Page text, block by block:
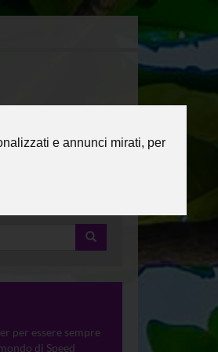
e annunci mirati, per
per essere sempre
di Speed